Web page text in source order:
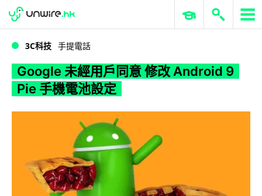
WWDC 2026 ERP 與商業 AI
3C科技 手提電話
Google 未經用戶同意 修改 Android 9
Pie 手機電池設定